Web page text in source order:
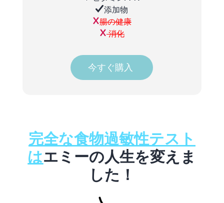
添加物
腸の健康
消化
今すぐ購入
完全な食物過敏性テスト
はエミーの人生を変えま
した！